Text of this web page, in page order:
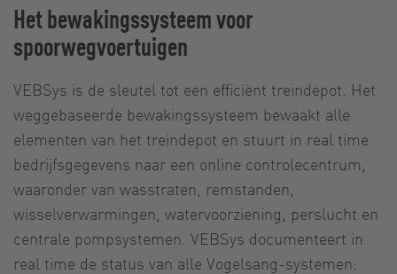
Het bewakingssysteem voor
spoorwegvoertuigen
VEBSys is de sleutel tot een efficiënt treindepot. Het
weggebaseerde bewakingssysteem bewaakt alle
elementen van het treindepot en stuurt in real time
bedrijfsgegevens naar een online controlecentrum,
waaronder van wasstraten, remstanden,
wisselverwarmingen, watervoorziening, perslucht en
centrale pompsystemen. VEBSys documenteert in
real time de status van alle Vogelsang-systemen: